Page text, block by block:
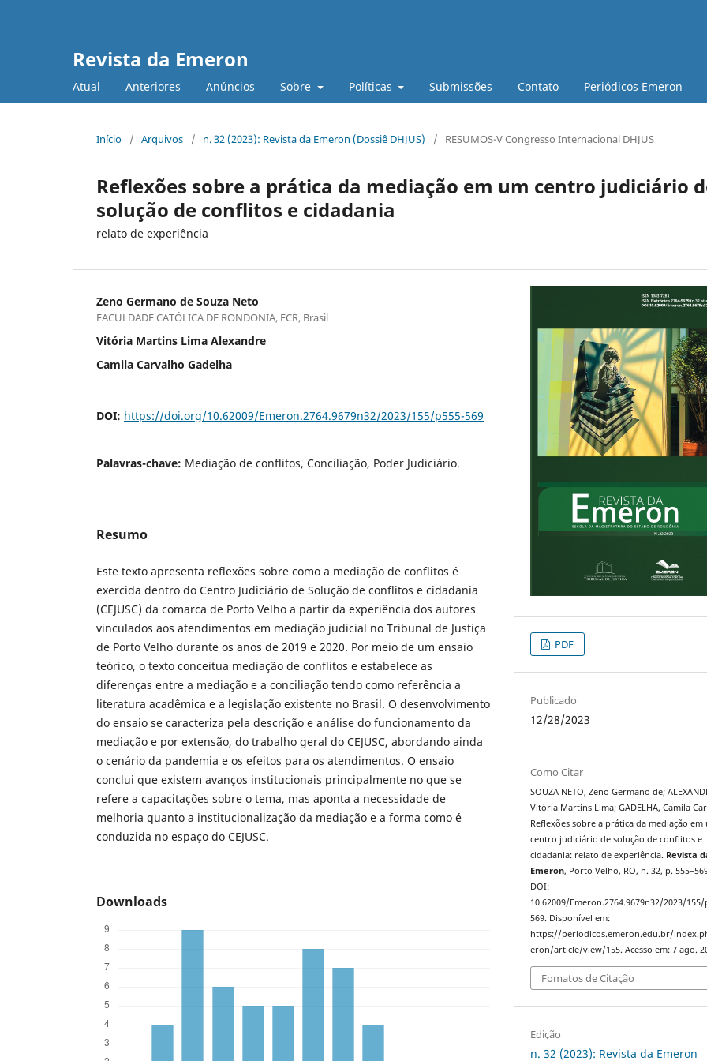
Revista da Emeron
Atual Anteriores Anúncios Sobre Políticas Submissões Contato Periódicos Emeron
Início / Arquivos / n. 32 (2023): Revista da Emeron (Dossiê DHJUS) / RESUMOS-V Congresso Internacional DHJUS
Reflexões sobre a prática da mediação em um centro judiciário
solução de conflitos e cidadania
relato de experiência
Zeno Germano de Souza Neto
FACULDADE CATÓLICA DE RONDONIA, FCR, Brasil
Vitória Martins Lima Alexandre
Camila Carvalho Gadelha
DOI: https://doi.org/10.62009/Emeron.2764.9679n32/2023/155/p555-569
Palavras-chave: Mediação de conflitos, Conciliação, Poder Judiciário.
Resumo
Este texto apresenta reflexões sobre como a mediação de conflitos é
exercida dentro do Centro Judiciário de Solução de conflitos e cidadania
(CEJUSC) da comarca de Porto Velho a partir da experiência dos autores
vinculados aos atendimentos em mediação judicial no Tribunal de Justiça
de Porto Velho durante os anos de 2019 e 2020. Por meio de um ensaio
teórico, o texto conceitua mediação de conflitos e estabelece as
diferenças entre a mediação e a conciliação tendo como referência a
literatura acadêmica e a legislação existente no Brasil. O desenvolvimento
do ensaio se caracteriza pela descrição e análise do funcionamento da
mediação e por extensão, do trabalho geral do CEJUSC, abordando ainda
o cenário da pandemia e os efeitos para os atendimentos. O ensaio
conclui que existem avanços institucionais principalmente no que se
refere a capacitações sobre o tema, mas aponta a necessidade de
melhoria quanto a institucionalização da mediação e a forma como é
conduzida no espaço do CEJUSC.
Downloads
PDF
Publicado
12/28/2023
Como Citar
SOUZA NETO, Zeno Germano de;
Vitória Martins Lima; GADELHA, Camila
Reflexões sobre a prática da mediação em
centro judiciário de solução de conflitos e
cidadania: relato de experiência. Revista
Emeron, Porto Velho, RO, n. 32, p.
DOI:
10.62009/Emeron.2764.9679n32/2023/155/
569. Disponível em:
https://periodicos.emeron.edu.br/
eron/article/view/155. Acesso em: 7 ago.
Fomatos de Citação
Edição
n. 32 (2023): Revista da Emeron